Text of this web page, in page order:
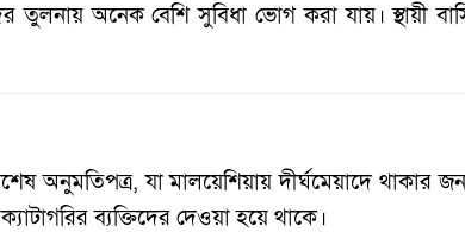
তুলনায় অনেক বেশি সুবিধা ভোগ করা যায়। স্থায়ী
অনুমতিপত্র, যা মালয়েশিয়ায় দীর্ঘমেয়াদে থাকার
ব্যক্তিদের দেওয়া হয়ে থাকে।